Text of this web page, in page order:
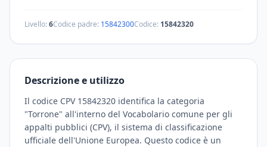
Livello:6Codice padre: 15842300Codice: 15842320
Descrizione e utilizzo
Il codice CPV 15842320 identifica la categoria
"Torrone" all'interno del Vocabolario comune per gli
appalti pubblici (CPV), il sistema di classificazione
ufficiale dell'Unione Europea. Questo codice è un